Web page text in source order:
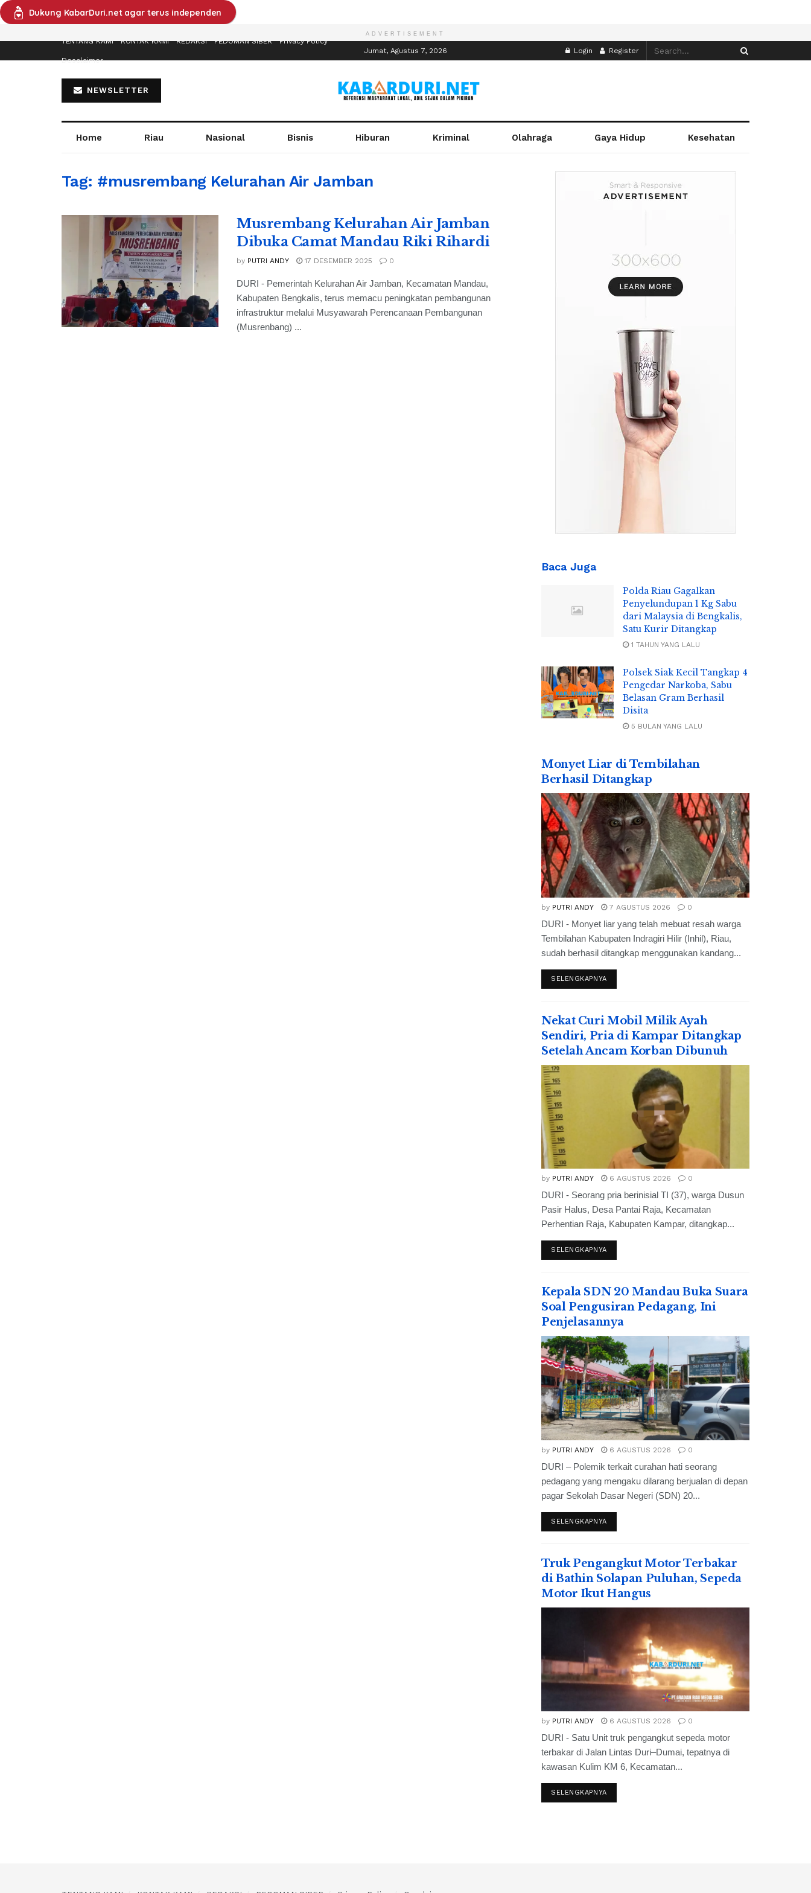
Dukung KabarDuri.net agar terus independen
ADVERTISEMENT
TENTANG KAMI KONTAK KAMI REDAKSI PEDOMAN SIBER Privacy Policy
Desclaimer
Jumat, Agustus 7, 2026 Login Register
NEWSLETTER
Home Riau Nasional Bisnis Hiburan Kriminal Olahraga Gaya Hidup Kesehatan
Tag: #musrembang Kelurahan Air Jamban
Musrembang Kelurahan Air Jamban
Dibuka Camat Mandau Riki Rihardi
by PUTRI ANDY 17 DESEMBER 2025 0
DURI - Pemerintah Kelurahan Air Jamban, Kecamatan Mandau,
Kabupaten Bengkalis, terus memacu peningkatan pembangunan
infrastruktur melalui Musyawarah Perencanaan Pembangunan
(Musrenbang) ...
Baca Juga
Polda Riau Gagalkan
Penyelundupan 1 Kg Sabu
dari Malaysia di Bengkalis,
Satu Kurir Ditangkap
1 TAHUN YANG LALU
Polsek Siak Kecil Tangkap 4
Pengedar Narkoba, Sabu
Belasan Gram Berhasil
Disita
5 BULAN YANG LALU
Monyet Liar di Tembilahan
Berhasil Ditangkap
by PUTRI ANDY 7 AGUSTUS 2026 0
DURI - Monyet liar yang telah mebuat resah warga
Tembilahan Kabupaten Indragiri Hilir (Inhil), Riau,
sudah berhasil ditangkap menggunakan kandang...
SELENGKAPNYA
Nekat Curi Mobil Milik Ayah
Sendiri, Pria di Kampar Ditangkap
Setelah Ancam Korban Dibunuh
by PUTRI ANDY 6 AGUSTUS 2026 0
DURI - Seorang pria berinisial TI (37), warga Dusun
Pasir Halus, Desa Pantai Raja, Kecamatan
Perhentian Raja, Kabupaten Kampar, ditangkap...
SELENGKAPNYA
Kepala SDN 20 Mandau Buka Suara
Soal Pengusiran Pedagang, Ini
Penjelasannya
by PUTRI ANDY 6 AGUSTUS 2026 0
DURI – Polemik terkait curahan hati seorang
pedagang yang mengaku dilarang berjualan di depan
pagar Sekolah Dasar Negeri (SDN) 20...
SELENGKAPNYA
Truk Pengangkut Motor Terbakar
di Bathin Solapan Puluhan, Sepeda
Motor Ikut Hangus
by PUTRI ANDY 6 AGUSTUS 2026 0
DURI - Satu Unit truk pengangkut sepeda motor
terbakar di Jalan Lintas Duri–Dumai, tepatnya di
kawasan Kulim KM 6, Kecamatan...
SELENGKAPNYA